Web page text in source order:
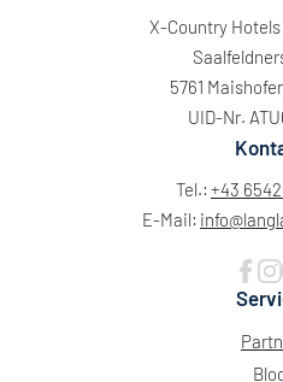
X-Country
5761
UID-Nr.
Tel.: +43
E-Mail: info@